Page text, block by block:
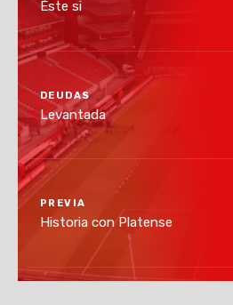
Éste si
DEUDAS
Levantada
PREVIA
Historia con Platense